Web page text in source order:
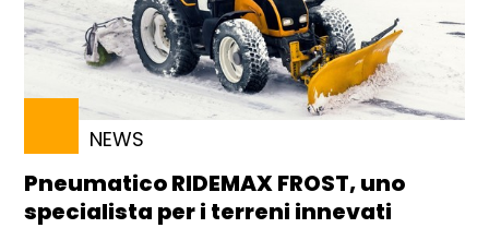
NEWS
Pneumatico RIDEMAX FROST, uno
specialista per i terreni innevati